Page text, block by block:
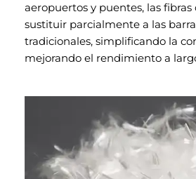
aeropuertos y puentes, las
sustituir parcialmente a las
tradicionales, simplificando la
mejorando el rendimiento a